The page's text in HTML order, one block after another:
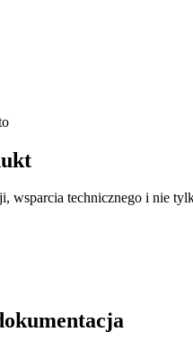
wsparcia technicznego i nie